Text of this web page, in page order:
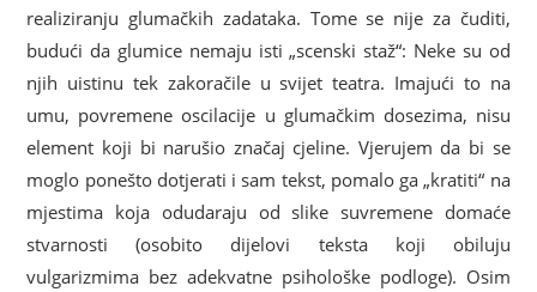
realiziranju glumačkih zadataka. Tome se nije za čuditi,
budući da glumice nemaju isti „scenski staž“: Neke su od
njih uistinu tek zakoračile u svijet teatra. Imajući to na
umu, povremene oscilacije u glumačkim dosezima, nisu
element koji bi narušio značaj cjeline. Vjerujem da bi se
moglo ponešto dotjerati i sam tekst, pomalo ga „kratiti“ na
mjestima koja odudaraju od slike suvremene domaće
stvarnosti (osobito dijelovi teksta koji obiluju
vulgarizmima bez adekvatne psihološke podloge). Osim